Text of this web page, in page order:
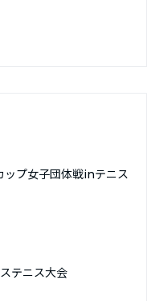
プ女子団体戦inテニス
テニス大会